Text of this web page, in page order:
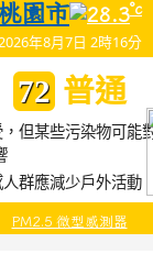
園市 28.3°c
年8月7日 2時16分
72 普通
，但某些污染物可能
人群應減少戶外活動
PM2.5 微型感測器